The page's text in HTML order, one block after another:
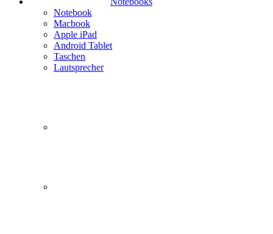
Notebook
Macbook
Apple iPad
Android Tablet
Taschen
Lautsprecher